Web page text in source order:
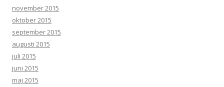
november 2015
oktober 2015
september 2015
augusti 2015
juli 2015
juni 2015
maj 2015